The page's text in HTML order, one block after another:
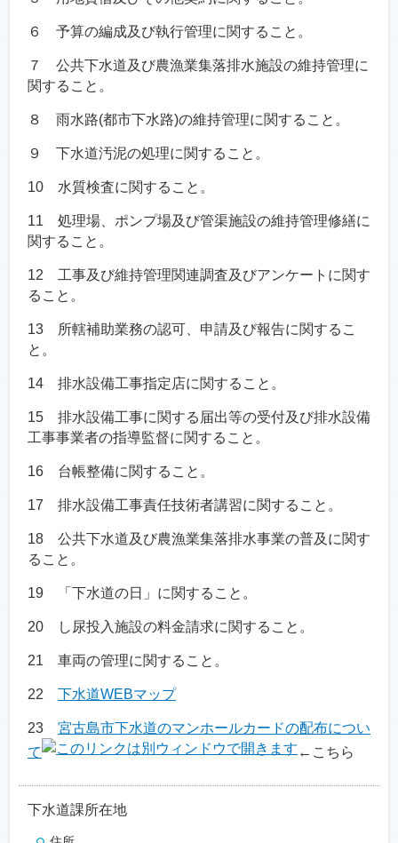
６ 予算の編成及び執行管理に関すること。
７ 公共下水道及び農漁業集落排水施設の維持管理に
関すること。
８ 雨水路(都市下水路)の維持管理に関すること。
９ 下水道汚泥の処理に関すること。
10 水質検査に関すること。
11 処理場、ポンプ場及び管渠施設の維持管理修繕に
関すること。
12 工事及び維持管理関連調査及びアンケートに関す
ること。
13 所轄補助業務の認可、申請及び報告に関するこ
と。
14 排水設備工事指定店に関すること。
15 排水設備工事に関する届出等の受付及び排水設備
工事事業者の指導監督に関すること。
16 台帳整備に関すること。
17 排水設備工事責任技術者講習に関すること。
18 公共下水道及び農漁業集落排水事業の普及に関す
ること。
19 「下水道の日」に関すること。
20 し尿投入施設の料金請求に関すること。
21 車両の管理に関すること。
22 下水道WEBマップ
23 宮古島市下水道のマンホールカードの配布につい
て
←こちら
下水道課所在地